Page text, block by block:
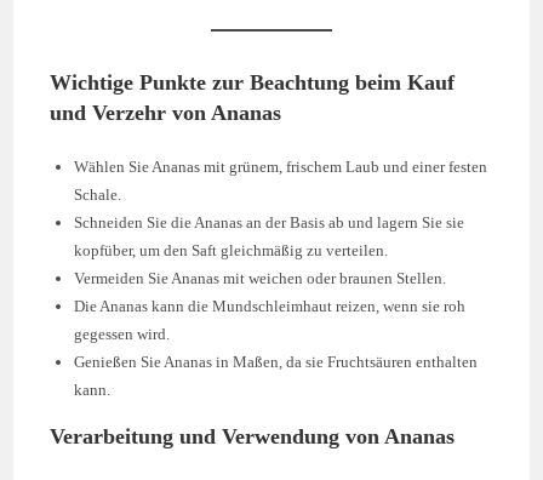
Wichtige Punkte zur Beachtung beim Kauf
und Verzehr von Ananas
Wählen Sie Ananas mit grünem, frischem Laub und einer festen
Schale.
Schneiden Sie die Ananas an der Basis ab und lagern Sie sie
kopfüber, um den Saft gleichmäßig zu verteilen.
Vermeiden Sie Ananas mit weichen oder braunen Stellen.
Die Ananas kann die Mundschleimhaut reizen, wenn sie roh
gegessen wird.
Genießen Sie Ananas in Maßen, da sie Fruchtsäuren enthalten
kann.
Verarbeitung und Verwendung von Ananas